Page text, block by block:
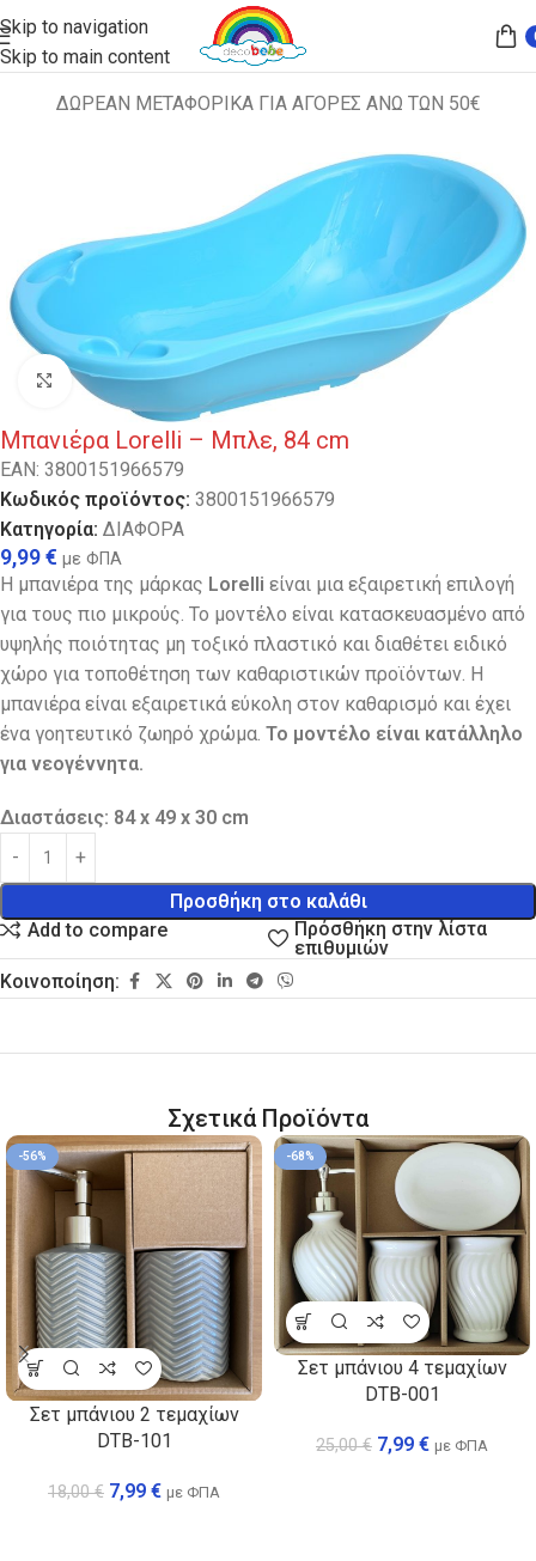
Skip to navigation
Skip to main content
ΔΩΡΕΑΝ ΜΕΤΑΦΟΡΙΚΑ ΓΙΑ ΑΓΟΡΕΣ ΑΝΩ ΤΩΝ 50€
Αρχική σελίδα ΔΙΑΦΟΡΑ
Κλικ για μεγέθυνση
Μπανιέρα Lorelli – Μπλε, 84 cm
EAN: 3800151966579
Κωδικός προϊόντος: 3800151966579
Κατηγορία: ΔΙΑΦΟΡΑ
9,99€ με ΦΠΑ
Η μπανιέρα της μάρκας Lorelli είναι μια εξαιρετική επιλογή
για τους πιο μικρούς. Το μοντέλο είναι κατασκευασμένο από
υψηλής ποιότητας μη τοξικό πλαστικό και διαθέτει ειδικό
χώρο για τοποθέτηση των καθαριστικών προϊόντων. Η
μπανιέρα είναι εξαιρετικά εύκολη στον καθαρισμό και έχει
ένα γοητευτικό ζωηρό χρώμα. Το μοντέλο είναι κατάλληλο
για νεογέννητα.
Διαστάσεις: 84 x 49 x 30 cm
Προσθήκη στο καλάθι
Add to compare
Πρόσθήκη στην λίστα
επιθυμιών
Κοινοποίηση:
Σχετικά Προϊόντα
-56%
Σετ μπάνιου 2 τεμαχίων
DTB-101
18,00€ 7,99 € με ΦΠΑ
-68%
Σετ μπάνιου 4 τεμαχίων
DTB-001
25,00€ 7,99 € με ΦΠΑ